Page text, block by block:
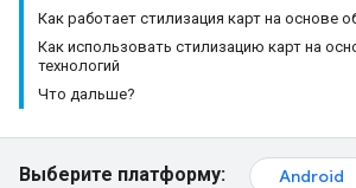
Как работает стилизация карт на основе
Как использовать стилизацию карт на
технологий
Что дальше?
Выберите платформу: Android